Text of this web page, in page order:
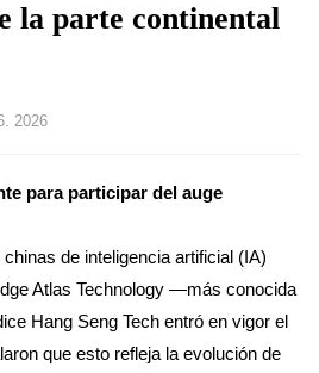
la parte continental
2026
para participar del auge
de inteligencia artificial (IA)
Atlas Technology —más conocida
Hang Seng Tech entró en vigor el
que esto refleja la evolución de